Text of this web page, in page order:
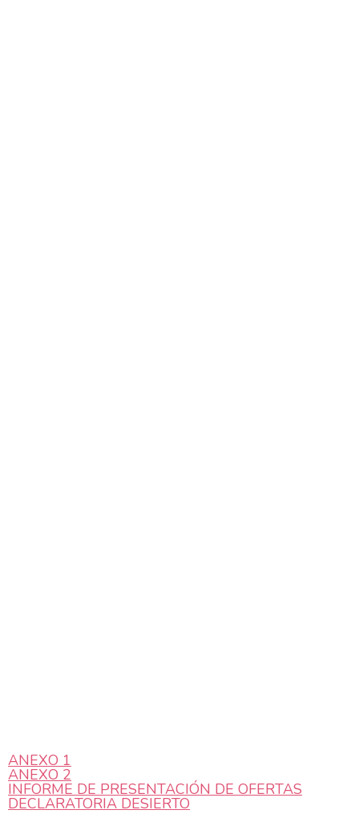
ANEXO 1
ANEXO 2
INFORME DE PRESENTACIÓN DE OFERTAS
DECLARATORIA DESIERTO